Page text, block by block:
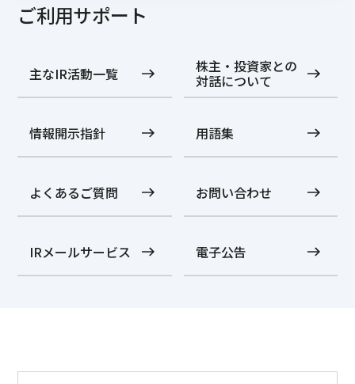
ご利用サポート
主なIR活動一覧 株主・投資家との
対話について
情報開示指針 用語集
よくあるご質問 お問い合わせ
IRメールサービス 電子公告